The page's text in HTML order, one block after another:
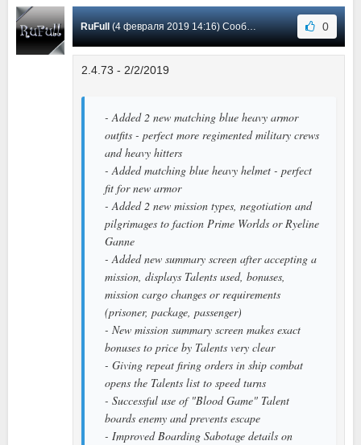
RuFull (4 февраля 2019 14:16) Сообщение #1 0
2.4.73 - 2/2/2019
- Added 2 new matching blue heavy armor
outfits - perfect more regimented military crews
and heavy hitters
- Added matching blue heavy helmet - perfect
fit for new armor
- Added 2 new mission types, negotiation and
pilgrimages to faction Prime Worlds or Ryeline
Ganne
- Added new summary screen after accepting a
mission, displays Talents used, bonuses,
mission cargo changes or requirements
(prisoner, package, passenger)
- New mission summary screen makes exact
bonuses to price by Talents very clear
- Giving repeat firing orders in ship combat
opens the Talents list to speed turns
- Successful use of "Blood Game" Talent
boards enemy and prevents escape
- Improved Boarding Sabotage details on